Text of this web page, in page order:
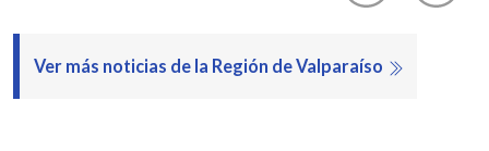
Ver más noticias de la Región de Valparaíso